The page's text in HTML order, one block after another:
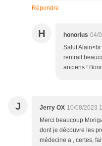
Répondre
H honorius 04/
Salut
rentrait
anciens !
J Jerry OX 10/08/2023
Merci beaucoup
dont je découvre les
médecine a , certes,